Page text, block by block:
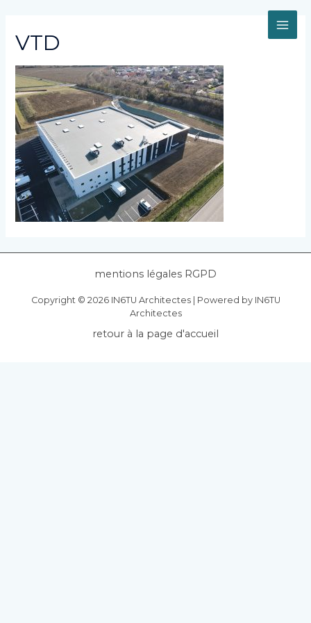
contenu
VTD
mentions légales RGPD
Copyright © 2026 IN6TU Architectes | Powered by IN6TU
Architectes
retour à la page d'accueil